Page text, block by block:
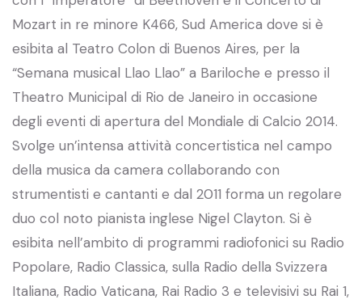
Mozart in re minore K466, Sud America dove si è
esibita al Teatro Colon di Buenos Aires, per la
“Semana musical Llao Llao” a Bariloche e presso il
Theatro Municipal di Rio de Janeiro in occasione
degli eventi di apertura del Mondiale di Calcio 2014.
Svolge un’intensa attività concertistica nel campo
della musica da camera collaborando con
strumentisti e cantanti e dal 2011 forma un regolare
duo col noto pianista inglese Nigel Clayton. Si è
esibita nell’ambito di programmi radiofonici su Radio
Popolare, Radio Classica, sulla Radio della Svizzera
Italiana, Radio Vaticana, Rai Radio 3 e televisivi su Rai 1,